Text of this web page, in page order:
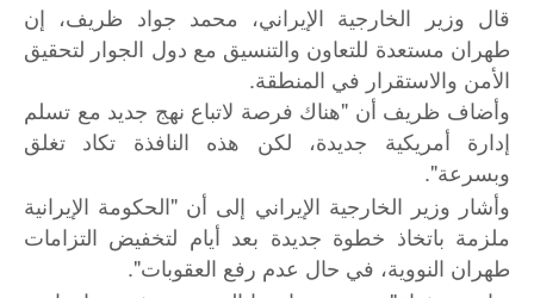
قال وزير الخارجية الإيراني، محمد جواد ظريف، إن
طهران مستعدة للتعاون والتنسيق مع دول الجوار لتحقيق
الأمن والاستقرار في المنطقة.
وأضاف ظريف أن "هناك فرصة لاتباع نهج جديد مع تسلم
إدارة أمريكية جديدة، لكن هذه النافذة تكاد تغلق
وبسرعة".
وأشار وزير الخارجية الإيراني إلى أن "الحكومة الإيرانية
ملزمة باتخاذ خطوة جديدة بعد أيام لتخفيض التزامات
طهران النووية، في حال عدم رفع العقوبات".